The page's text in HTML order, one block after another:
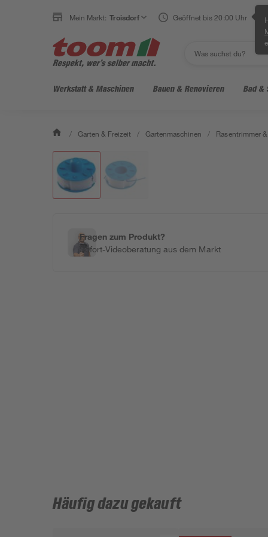
Mein Markt: Troisdorf Geöffnet bis 20:00 Uhr
Werkstatt & Maschinen Bauen & Renovieren Bad &
/ Garten & Freizeit / Gartenmaschinen / Rasentrimmer
Fragen zum Produkt?
Sofort-Videoberatung aus dem Markt
Häufig dazu gekauft